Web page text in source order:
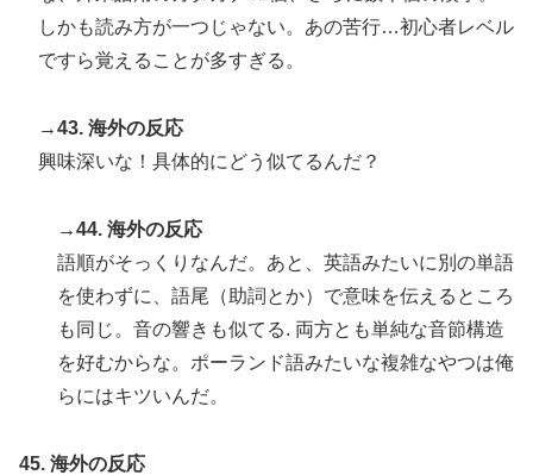
しかも読み方が一つじゃない。あの苦行…初心者レベル
ですら覚えることが多すぎる。
→43. 海外の反応
興味深いな！具体的にどう似てるんだ？
→44. 海外の反応
語順がそっくりなんだ。あと、英語みたいに別の単語
を使わずに、語尾（助詞とか）で意味を伝えるところ
も同じ。音の響きも似てる. 両方とも単純な音節構造
を好むからな。ポーランド語みたいな複雑なやつは俺
らにはキツいんだ。
45. 海外の反応